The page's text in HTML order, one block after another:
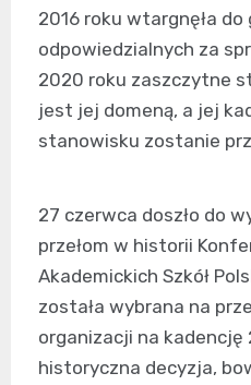
2016 roku wtargnęła
odpowiedzialnych za
2020 roku zaszczytne
jest jej domeną, a jej
stanowisku zostanie
27 czerwca doszło do
przełom w historii
Akademickich Szkół
została wybrana na
organizacji na kadencję
historyczna decyzja,